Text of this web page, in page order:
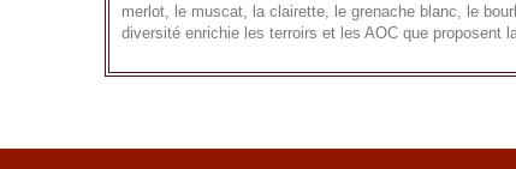
merlot, le muscat, la clairette, le grenache blanc, le
diversité enrichie les terroirs et les AOC que proposent